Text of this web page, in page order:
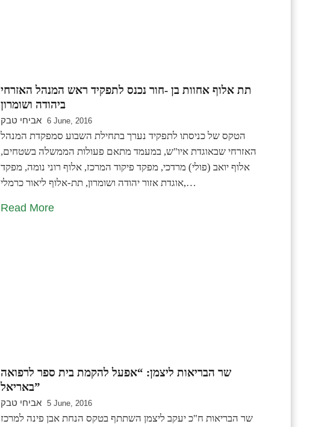
תת אלוף אחוות בן -חור נכנס לתפקיד ראש המנהל האזרחי
ביהודה ושומרון
אביחי טבק 6 June, 2016
הטקס של כניסתו לתפקיד נערך בתחילת השבוע סמפקדת המנהל
האזרחי שבאוגדת איו"ש, במעמד מתאם פעולות הממשלה בשטחים,
אלוף יואב (פולי) מרדכי, מפקד פיקוד המרכז, אלוף רוני נומה, מפקד
אוגדת אזור יהודה ושומרון, תת-אלוף ליאור כרמלי,…
Read More
שר הבריאות ליצמן: “אפעל להקמת בית ספר לרפואה
באריאל”
אביחי טבק 5 June, 2016
שר הבריאות ח"כ יעקב ליצמן השתתף בטקס הנחת אבן פינה למרכז